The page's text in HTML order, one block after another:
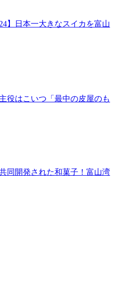
】日本一大きなスイカを富山
役はこいつ「最中の皮屋のも
同開発された和菓子！富山湾